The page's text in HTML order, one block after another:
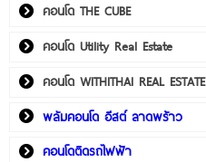
คอนโด THE CUBE
คอนโด Utility Real Estate
คอนโด WITHITHAI REAL ESTATE
พลัมคอนโด อีสต์ ลาดพร้าว
คอนโดติดรถไฟฟ้า